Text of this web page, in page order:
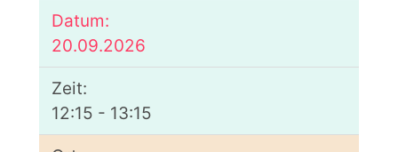
20.09.2026
12:15 - 13:15